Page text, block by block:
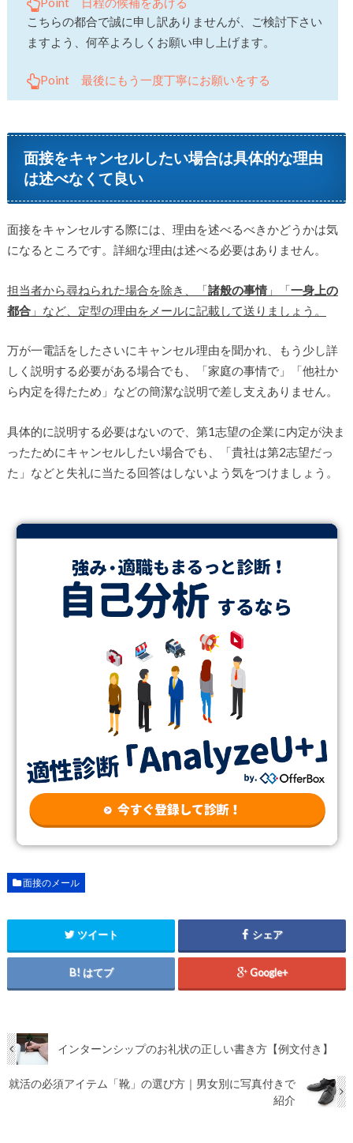
こちらの都合で誠に申し訳ありませんが、ご検討下さい
ますよう、何卒よろしくお願い申し上げます。
Point 最後にもう一度丁寧にお願いをする
面接をキャンセルしたい場合は具体的な理由
は述べなくて良い
面接をキャンセルする際には、理由を述べるべきかどうかは気
になるところです。詳細な理由は述べる必要はありません。
担当者から尋ねられた場合を除き、「諸般の事情」「一身上の
都合」など、定型の理由をメールに記載して送りましょう。
万が一電話をしたさいにキャンセル理由を聞かれ、もう少し詳
しく説明する必要がある場合でも、「家庭の事情で」「他社か
ら内定を得たため」などの簡潔な説明で差し支えありません。
具体的に説明する必要はないので、第1志望の企業に内定が決ま
ったためにキャンセルしたい場合でも、「貴社は第2志望だっ
た」などと失礼に当たる回答はしないよう気をつけましょう。
面接のメール
ツイート シェア
はてブ Google+
インターンシップのお礼状の正しい書き方【例文付き】
就活の必須アイテム「靴」の選び方｜男女別に写真付きで
紹介